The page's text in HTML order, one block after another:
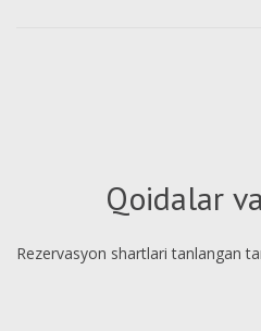
Qoidalar
Rezervasyon shartlari tanlangan